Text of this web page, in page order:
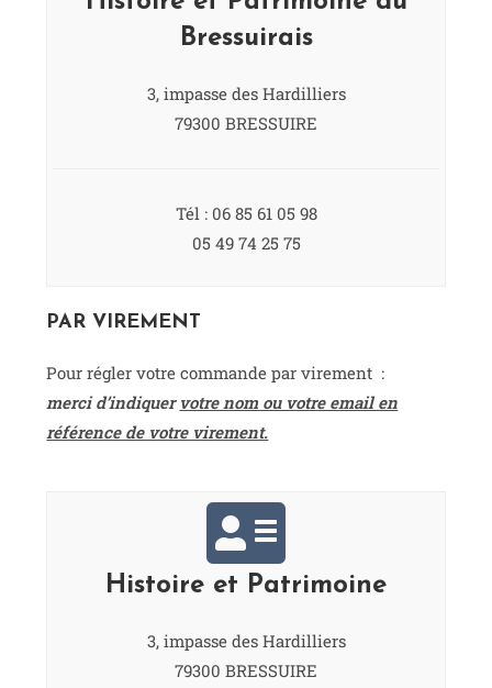
Bressuirais
3, impasse des Hardilliers
79300 BRESSUIRE
Tél : 06 85 61 05 98
05 49 74 25 75
PAR VIREMENT
Pour régler votre commande par virement :
merci d’indiquer votre nom ou votre email en
référence de votre virement.
Histoire et Patrimoine
3, impasse des Hardilliers
79300 BRESSUIRE